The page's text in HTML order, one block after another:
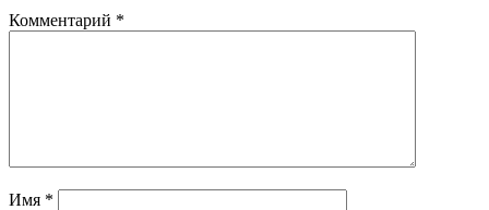
Комментарий *
Имя *